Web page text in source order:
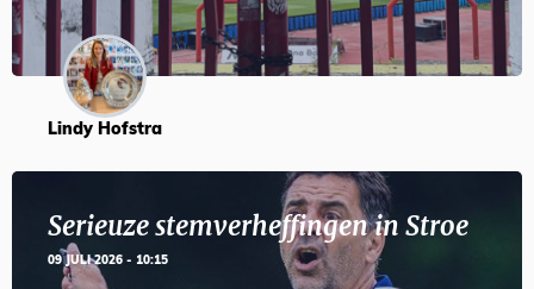
Lindy Hofstra
Serieuze stemverheffingen in Stroe
09 JULI 2026 - 10:15